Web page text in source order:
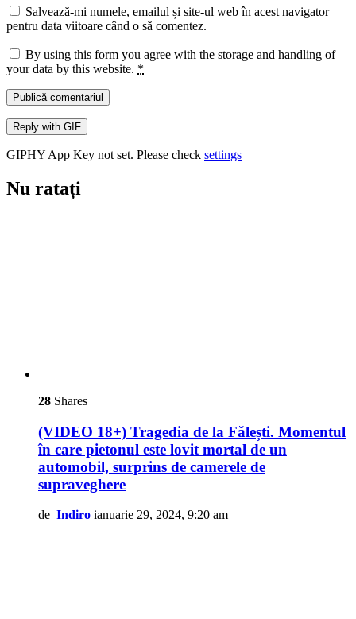
Salvează-mi numele, emailul și site-ul web în acest navigator
pentru data viitoare când o să comentez.
By using this form you agree with the storage and handling of
your data by this website. *
Publică comentariul
Reply with GIF
GIPHY App Key not set. Please check settings
Nu ratați
28 Shares
(VIDEO 18+) Tragedia de la Fălești. Momentul
în care pietonul este lovit mortal de un
automobil, surprins de camerele de
supraveghere
de Indiro ianuarie 29, 2024, 9:20 am